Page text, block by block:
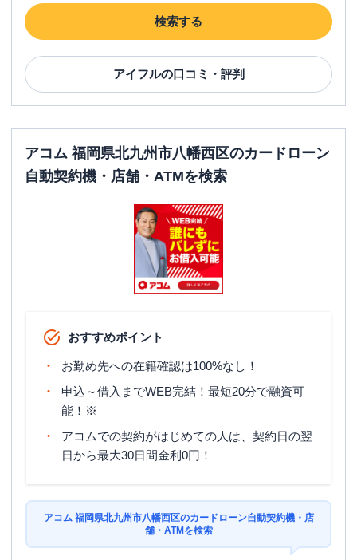
検索する
アイフルの口コミ・評判
アコム 福岡県北九州市八幡西区のカードローン
自動契約機・店舗・ATMを検索
おすすめポイント
お勤め先への在籍確認は100%なし！
申込～借入までWEB完結！最短20分で融資可
能！※
アコムでの契約がはじめての人は、契約日の翌
日から最大30日間金利0円！
アコム 福岡県北九州市八幡西区のカードローン自動契約機・店
舗・ATMを検索